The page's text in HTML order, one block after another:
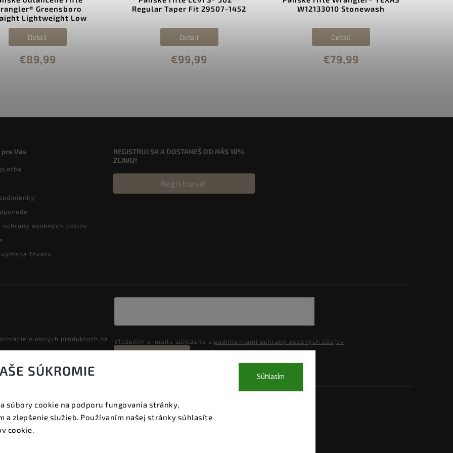
SÚKROMIE
súbory cookie na podporu fungovania stránky,
a zlepšenie služieb. Používaním našej stránky súhlasíte
cookie.
Súhlasím
Greensboro
Lightweight Low
Jean 112378689
€89,99
Detail
Regular Taper Fit 29507-1452
€99,99
Detail
W12133010 Stonewash
€79,99
Detail
Vás
ochrany osobných údajov
tovaru
REGISTRUJ SA A DOSTANEŠ OD NÁS10%
ZĽAVU!
Registrovať
o nových produktoch na
Vložením e-mailu súhlasíte s podmienkami ochrany osobných údajov
Copyright 2026 Vyzeraj dobre. Všetky práva vyhradené.
Upraviť nastavenie cookies